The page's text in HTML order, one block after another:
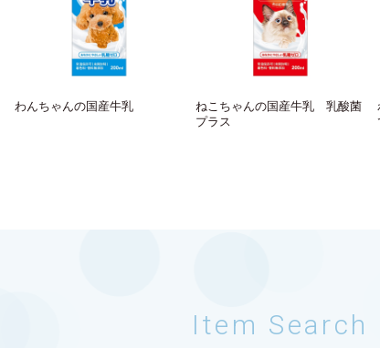
わんちゃんの国産牛乳
ねこちゃんの国産牛乳 乳酸菌
プラス
Item Search